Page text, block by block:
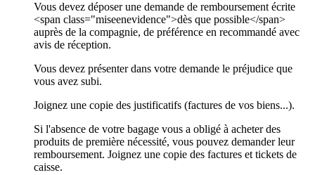
Vous devez déposer une demande de remboursement écrite
<span class="miseenevidence">dès que possible</span>
auprès de la compagnie, de préférence en recommandé avec
avis de réception.
Vous devez présenter dans votre demande le préjudice que
vous avez subi.
Joignez une copie des justificatifs (factures de vos biens...).
Si l'absence de votre bagage vous a obligé à acheter des
produits de première nécessité, vous pouvez demander leur
remboursement. Joignez une copie des factures et tickets de
caisse.